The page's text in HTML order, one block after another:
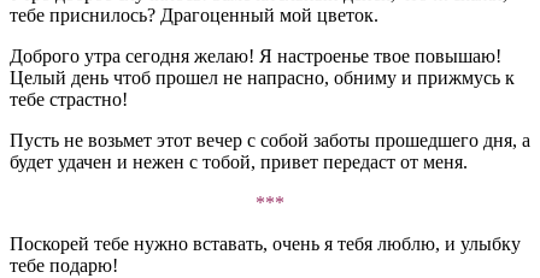
тебе приснилось? Драгоценный мой цветок.
Доброго утра сегодня желаю! Я настроенье твое повышаю!
Целый день чтоб прошел не напрасно, обниму и прижмусь к
тебе страстно!
Пусть не возьмет этот вечер с собой заботы прошедшего дня, а
будет удачен и нежен с тобой, привет передаст от меня.
***
Поскорей тебе нужно вставать, очень я тебя люблю, и улыбку
тебе подарю!